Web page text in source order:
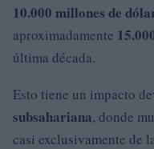
10.000 millones de
aproximadamente
última década.
Esto tiene un impacto
subsahariana, donde
casi exclusivamente de